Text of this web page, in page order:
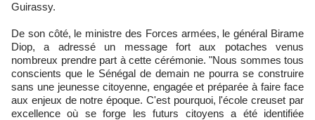
Guirassy.
De son côté, le ministre des Forces armées, le général Birame
Diop, a adressé un message fort aux potaches venus
nombreux prendre part à cette cérémonie. "Nous sommes tous
conscients que le Sénégal de demain ne pourra se construire
sans une jeunesse citoyenne, engagée et préparée à faire face
aux enjeux de notre époque. C'est pourquoi, l'école creuset par
excellence où se forge les futurs citoyens a été identifiée